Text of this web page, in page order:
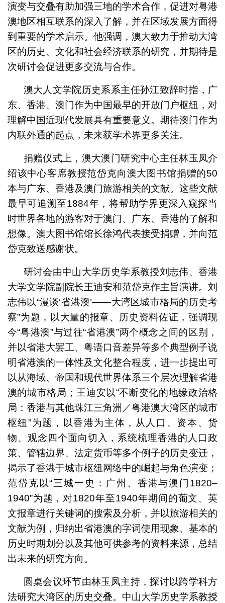
演变与交叠有助加强三地的学术合作，促进对粤港
澳地区相互联系的深入了解，并在区域发展方面得
到重要的学术启示。他强调，澳大致力于推动大湾
区的历史、文化和社会经济联系的研究，并期待是
次研讨会促进更多交流与合作。
澳大人文学院历史系系主任孙江致辞时指，广
东、香港、澳门作为中国最早的开放门户枢纽，对
理解中国近现代发展具有重要意义。期待澳门作为
内联外通的起点，未来获学术界更多关注。
捐赠仪式上，澳大澳门研究中心主任林玉凤介
绍该中心客席教授范岱克向澳大图书馆捐赠的50
本与广东、香港及澳门旅游相关的文献。这些文献
最早可追溯至1884年，将帮助学界更深入窥探当
时世界各地的游客对于澳门、广东、香港的了解和
想像。澳大图书馆馆长徐鸿代表接受捐赠，并向范
岱克致送感谢状。
研讨会由中山大学历史学系教授刘志伟、香港
大学文学院副院长王迪安和范岱克作主旨演讲。刘
志伟以“漫谈‘省港澳’——大湾区城市格局的历史考
察”为题，以大量的报章、历史资料佐证，强调现
今“粤港澳”与过往“省港澳”两个概念之间的区别，
并以省港大罢工、粤语口音差异等多个典型例子说
明省港澳的一体性及文化整合程度，进一步提出可
以从海域、帝国和现代世界体系三个层次理解省港
澳的城市格局；王迪安以“不断变化的地缘政治格
局：香港与其他珠江三角洲／粤港澳大湾区的城市
枢纽”为题，以香港为主体，从人口、资本、货
物、观念四个面向切入，系统梳理香港的人口政
策、管辖边界、法定货币等多个例子的历史变迁，
揭示了香港于城市枢纽网络中的崛起与角色演变；
范岱克以“三城一史：广州、香港与澳门1820–
1940”为题，对1820年至1940年期间的葡文、英
文报章进行关键词的搜索及分析，并以旅游相关的
文献为例，归纳出省港澳的字词使用现象、基本的
历史时期划分以及其他可供参考的资料来源，总结
出未来的研究方向。
圆桌会议环节由林玉凤主持，探讨以跨学科方
法研究大湾区的历史交叠。中山大学历史学系教授